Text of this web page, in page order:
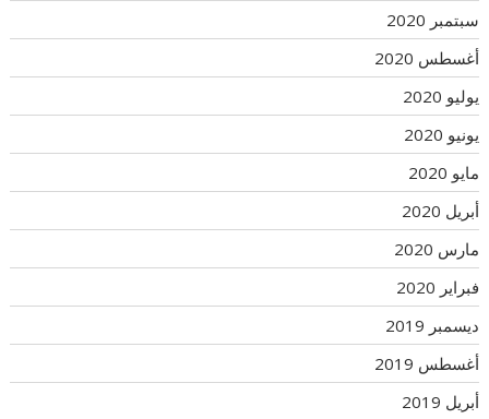
سبتمبر 2020
أغسطس 2020
يوليو 2020
يونيو 2020
مايو 2020
أبريل 2020
مارس 2020
فبراير 2020
ديسمبر 2019
أغسطس 2019
أبريل 2019